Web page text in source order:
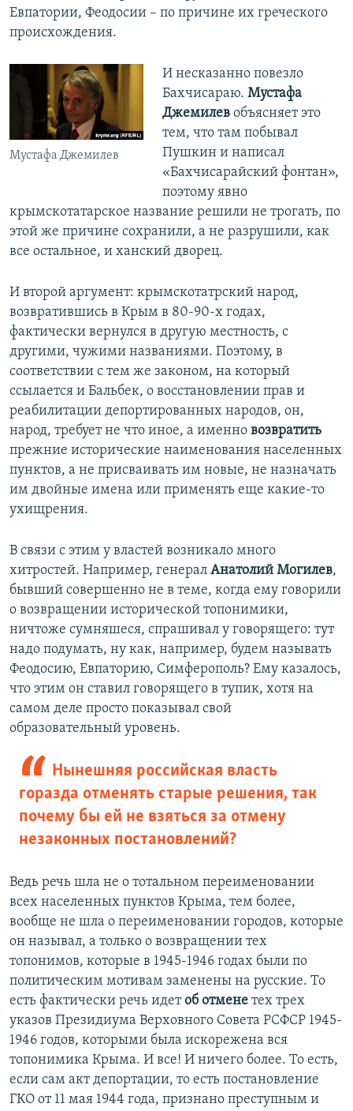
Евпатории, Феодосии – по причине их греческого
происхождения.
Мустафа Джемилев
И несказанно повезло
Бахчисараю. Мустафа
Джемилевобъясняет это
тем, что там побывал
Пушкин и написал
«Бахчисарайский фонтан»,
поэтому явно
крымскотатарское название решили не трогать, по
этой же причине сохранили, а не разрушили, как
все остальное, и ханский дворец.
И второй аргумент: крымскотатрский народ,
возвратившись в Крым в 80-90-х годах,
фактически вернулся в другую местность, с
другими, чужими названиями. Поэтому, в
соответствии с тем же законом, на который
ссылается и Бальбек, о восстановлении прав и
реабилитации депортированных народов, он,
народ, требует не что иное, а именно возвратить
прежние исторические наименования населенных
пунктов, а не присваивать им новые, не назначать
им двойные имена или применять еще какие-то
ухищрения.
В связи с этим у властей возникало много
хитростей. Например, генерал Анатолий Могилев,
бывший совершенно не в теме, когда ему говорили
о возвращении исторической топонимики,
ничтоже сумняшеся, спрашивал у говорящего: тут
надо подумать, ну как, например, будем называть
Феодосию, Евпаторию, Симферополь? Ему казалось,
что этим он ставил говорящего в тупик, хотя на
самом деле просто показывал свой
образовательный уровень.
Нынешняя российская власть
горазда отменять старые решения, так
почему бы ей не взяться за отмену
незаконных постановлений?
Ведь речь шла не о тотальном переименовании
всех населенных пунктов Крыма, тем более,
вообще не шла о переименовании городов, которые
он называл, а только о возвращении тех
топонимов, которые в 1945-1946 годах были по
политическим мотивам заменены на русские. То
есть фактически речь идетоб отмене тех трех
указов Президиума Верховного Совета РСФСР 1945-
1946 годов, которыми была искорежена вся
топонимика Крыма. И все! И ничего более. То есть,
если сам акт депортации, то есть постановление
ГКО от 11 мая 1944 года, признано преступным и